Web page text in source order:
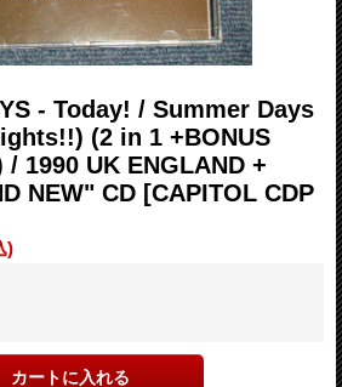
- Today! / Summer Days
(2 in 1 +BONUS
/ 1990 UK ENGLAND +
NEW" CD [CAPITOL CDP
)